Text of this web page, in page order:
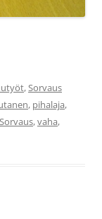
,Sorvaus
, pihalaja,
Sorvaus,vaha,